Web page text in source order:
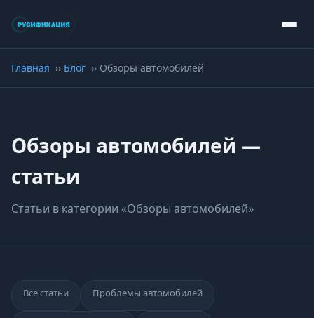
Главная Блог Обзоры автомобилей
Обзоры автомобилей —
статьи
Статьи в категории «Обзоры автомобилей»
Все статьи Проблемы автомобилей